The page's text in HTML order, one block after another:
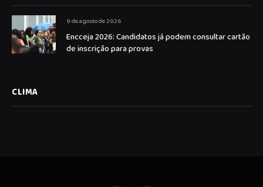
9 de agosto de 2026
Encceja 2026: Candidatos já podem consultar cartão
de inscrição para provas
CLIMA